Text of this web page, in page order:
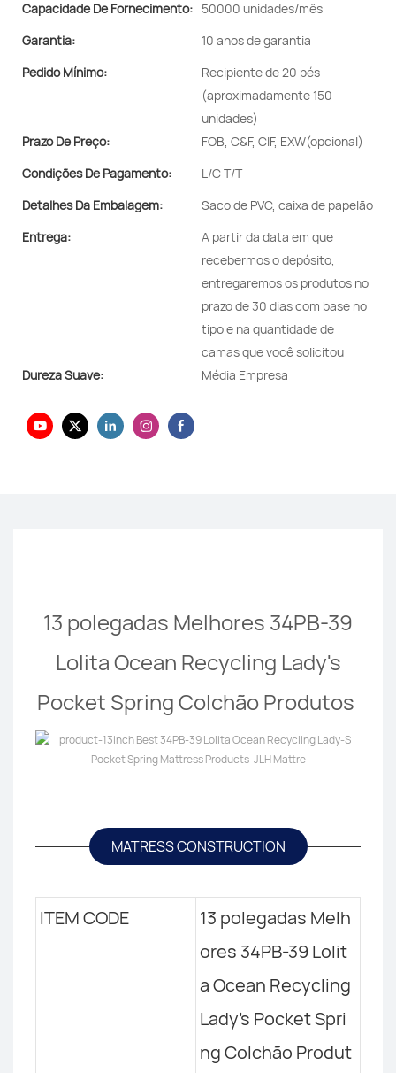
Capacidade De Fornecimento: 50000 unidades/mês
Garantia:
10 anos de garantia
Pedido Mínimo:
Recipiente de 20 pés
(aproximadamente 150
unidades)
Prazo De Preço:
FOB, C&F, CIF, EXW(opcional)
Condições De Pagamento:
L/C T/T
Detalhes Da Embalagem:
Saco de PVC, caixa de papelão
Entrega:
A partir da data em que
recebermos o depósito,
entregaremos os produtos no
prazo de 30 dias com base no
tipo e na quantidade de
camas que você solicitou
Dureza Suave:
Média Empresa
13 polegadas Melhores 34PB-39
Lolita Ocean Recycling Lady's
Pocket Spring Colchão Produtos
MATRESS CONSTRUCTION
ITEM CODE
13 polegadas Melh
ores 34PB-39 Lolit
a Ocean Recycling
Lady's Pocket Spri
ng Colchão Produt